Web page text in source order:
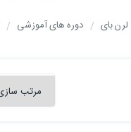
لرن بای دوره های آموزشی